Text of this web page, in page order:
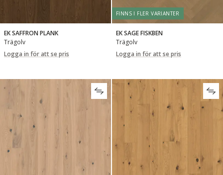
EK SAFFRON PLANK
Trägolv
Logga in för att se pris
FINNS I FLER VARIANTER
EK SAGE FISKBEN
Trägolv
Logga in för att se pris